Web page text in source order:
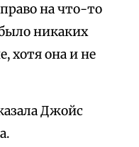
на что-то
никаких
хотя она и не
Джойс